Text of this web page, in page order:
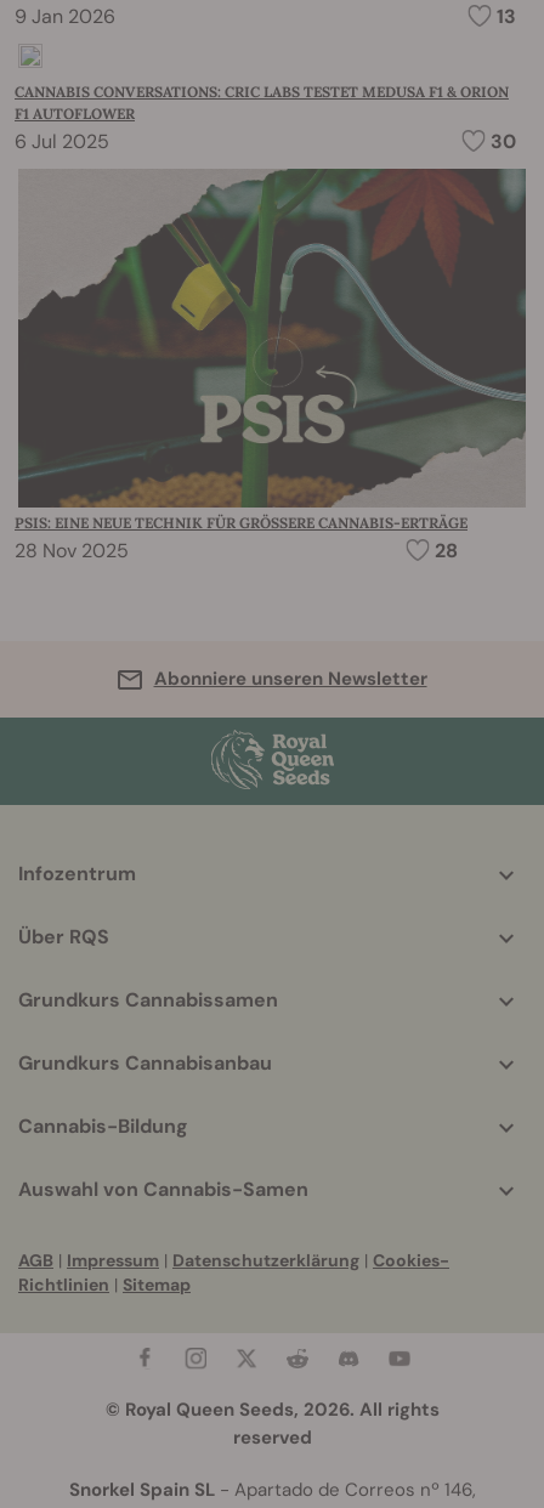
9 Jan 2026 13
CANNABIS CONVERSATIONS: CRIC LABS TESTET MEDUSA F1 & ORION
F1 AUTOFLOWER
6 Jul 2025 30
PSIS: EINE NEUE TECHNIK FÜR GRÖSSERE CANNABIS-ERTRÄGE
28 Nov 2025 28
Abonniere unseren Newsletter
helpful
Infozentrum
Über RQS
Grundkurs Cannabissamen
Grundkurs Cannabisanbau
Cannabis-Bildung
Auswahl von Cannabis-Samen
AGB | Impressum | Datenschutzerklärung | Cookies-
Richtlinien | Sitemap
© Royal Queen Seeds, 2026. All rights
reserved
Snorkel Spain SL- Apartado de Correos nº 146,